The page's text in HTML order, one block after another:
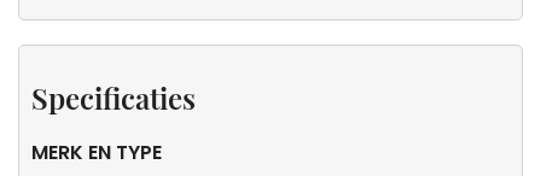
Specificaties
MERK EN TYPE